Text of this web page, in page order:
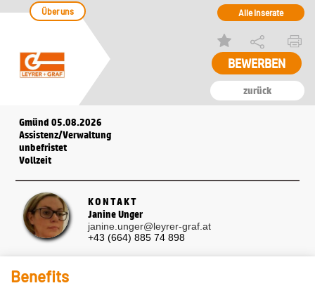
zurück
Über uns Alle Inserate
Gmünd 05.08.2026
Assistenz/Verwaltung
unbefristet
Vollzeit
KONTAKT
Janine Unger
janine.unger@leyrer-graf.at
+43 (664) 885 74 898
Benefits